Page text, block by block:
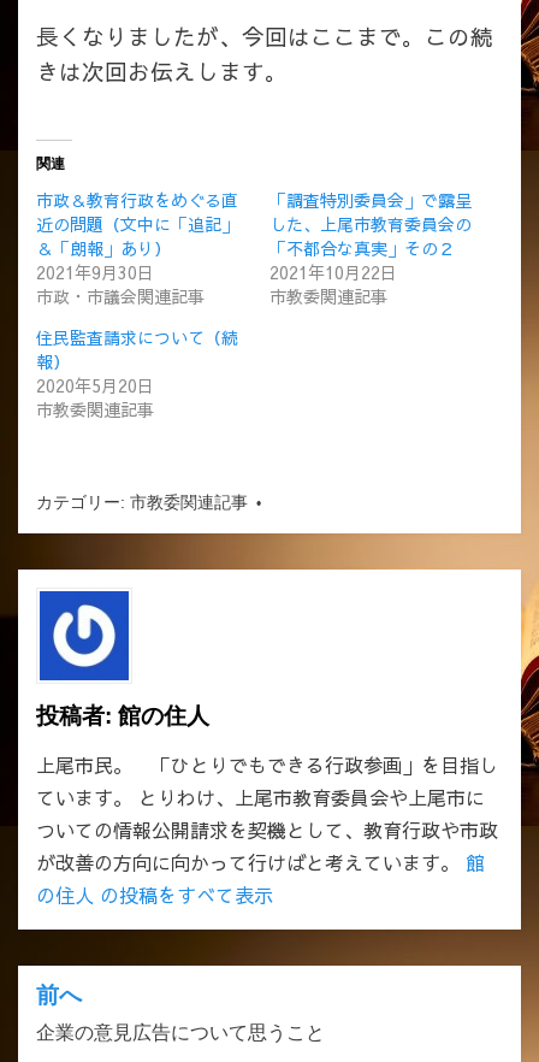
長くなりましたが、今回はここまで。この続
きは次回お伝えします。
関連
市政＆教育行政をめぐる直
近の問題（文中に「追記」
＆「朗報」あり）
2021年9月30日
市政・市議会関連記事
「調査特別委員会」で露呈
した、上尾市教育委員会の
「不都合な真実」その２
2021年10月22日
市教委関連記事
住民監査請求について（続
報）
2020年5月20日
市教委関連記事
カテゴリー: 市教委関連記事
投稿者: 館の住人
上尾市民。 「ひとりでもできる行政参画」を目指し
ています。 とりわけ、上尾市教育委員会や上尾市に
ついての情報公開請求を契機として、教育行政や市政
が改善の方向に向かって行けばと考えています。 館
の住人 の投稿をすべて表示
投
稿
前へ
企業の意見広告について思うこと